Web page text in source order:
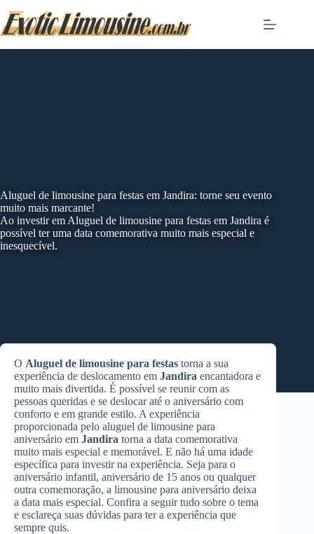
to
content
Aluguel de limousine para festas em Jandira: torne seu evento
muito mais marcante!
Ao investir em Aluguel de limousine para festas em Jandira é
possível ter uma data comemorativa muito mais especial e
inesquecível.
O Aluguel de limousine para festas torna a sua
experiência de deslocamento em Jandira encantadora e
muito mais divertida. É possível se reunir com as
pessoas queridas e se deslocar até o aniversário com
conforto e em grande estilo. A experiência
proporcionada pelo aluguel de limousine para
aniversário em Jandira torna a data comemorativa
muito mais especial e memorável. E não há uma idade
específica para investir na experiência. Seja para o
aniversário infantil, aniversário de 15 anos ou qualquer
outra comemoração, a limousine para aniversário deixa
a data mais especial. Confira a seguir tudo sobre o tema
e esclareça suas dúvidas para ter a experiência que
sempre quis.